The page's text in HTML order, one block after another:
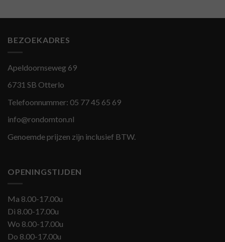
BEZOEKADRES
Apeldoornseweg 69
6731 SB Otterlo
Telefoonnummer: 05 77 45 65 69
info@rondomton.nl
Genoemde prijzen zijn inclusief BTW.
OPENINGSTIJDEN
Ma 8.00-17.00u
Di 8.00-17.00u
Wo 8.00-17.00u
Do 8.00-17.00u